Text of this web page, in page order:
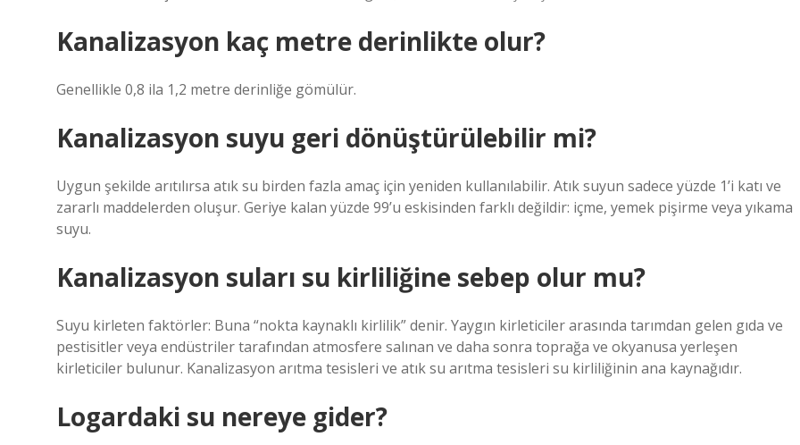
Kanalizasyon kaç metre derinlikte olur?
Genellikle 0,8 ila 1,2 metre derinliğe gömülür.
Kanalizasyon suyu geri dönüştürülebilir mi?
Uygun şekilde arıtılırsa atık su birden fazla amaç için yeniden kullanılabilir. Atık suyun sadece yüzde 1’i katı ve
zararlı maddelerden oluşur. Geriye kalan yüzde 99’u eskisinden farklı değildir: içme, yemek pişirme veya yıkama
suyu.
Kanalizasyon suları su kirliliğine sebep olur mu?
Suyu kirleten faktörler: Buna “nokta kaynaklı kirlilik” denir. Yaygın kirleticiler arasında tarımdan gelen gıda ve
pestisitler veya endüstriler tarafından atmosfere salınan ve daha sonra toprağa ve okyanusa yerleşen
kirleticiler bulunur. Kanalizasyon arıtma tesisleri ve atık su arıtma tesisleri su kirliliğinin ana kaynağıdır.
Logardaki su nereye gider?